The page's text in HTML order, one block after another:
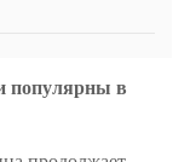
популярны в